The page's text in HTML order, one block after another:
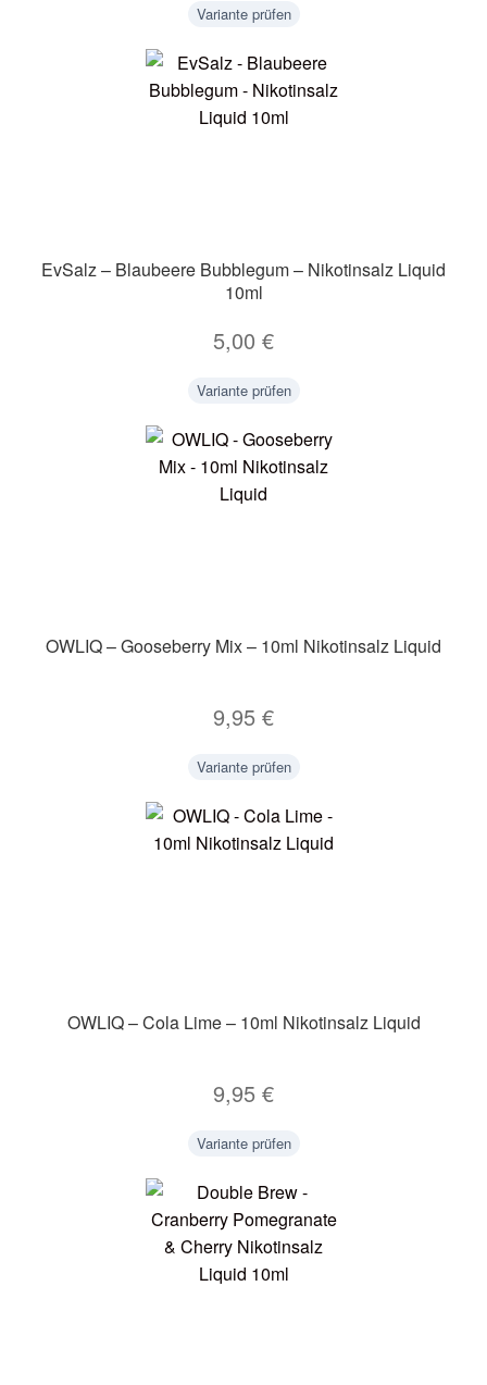
Variante prüfen
EvSalz – Blaubeere Bubblegum – Nikotinsalz Liquid
10ml
5,00 €
Variante prüfen
OWLIQ – Gooseberry Mix – 10ml Nikotinsalz Liquid
9,95 €
Variante prüfen
OWLIQ – Cola Lime – 10ml Nikotinsalz Liquid
9,95 €
Variante prüfen